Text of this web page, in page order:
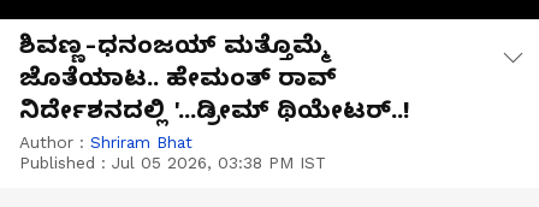
ಶಿವಣ್ಣ-ಧನಂಜಯ್ ಮತ್ತೊಮ್ಮೆ
ಜೊತೆಯಾಟ.. ಹೇಮಂತ್ ರಾವ್
ನಿರ್ದೇಶನದಲ್ಲಿ '...ಡ್ರೀಮ್ ಥಿಯೇಟರ್..!
Author : Shriram Bhat
Published : Jul 05 2026, 03:38 PM IST